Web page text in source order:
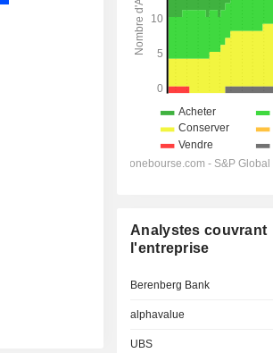
Analystes couvrant
l'entreprise
Berenberg Bank
alphavalue
UBS